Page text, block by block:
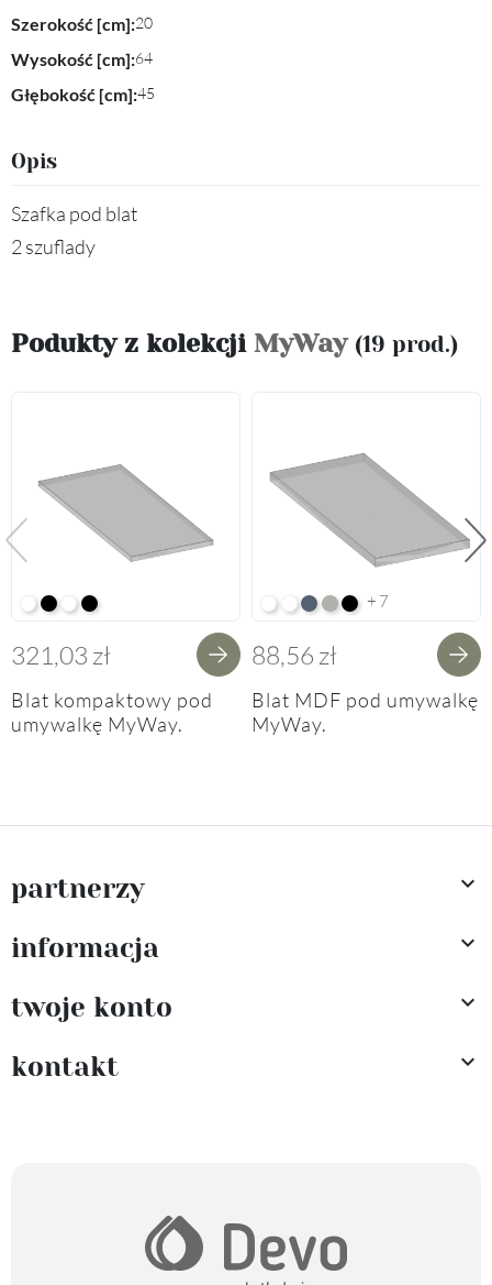
Szerokość [cm]:20
Wysokość [cm]:64
Głębokość [cm]:45
Opis
Szafka pod blat
2 szuflady
Podukty z kolekcji MyWay (19 prod.)
Poprzedni
Alpine White K02
Black K16Alpine White Struktura K37
K14 Soft Black
321,03 zł
Blat kompaktowy pod
umywalkę MyWay.
Arctic White HG F01
Premium White Supermatt
Perfect Touch Parisian
Perfect Touch Stahlgrau
Czarny Mat Orchidea
+7
88,56 zł
Blat MDF pod umywalkę
MyWay.
partnerzy 
informacja 
twoje konto 
kontakt 